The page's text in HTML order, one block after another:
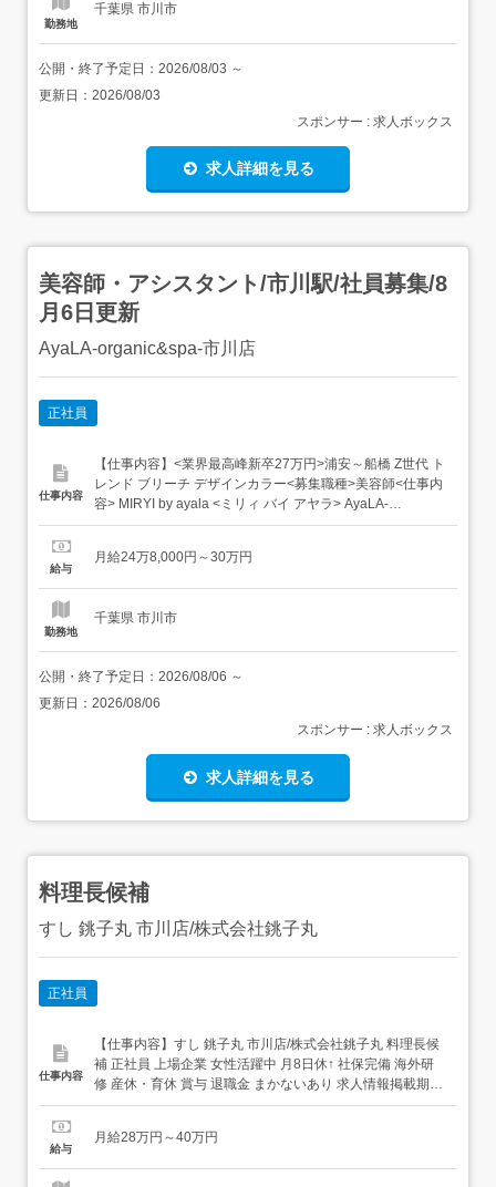
勤務地
千葉県 市川市
公開・終了予定日： 2026/08/03 ～
更新日： 2026/08/03
スポンサー : 求人ボックス
求人詳細を見る
美容師・アシスタント/市川駅/社員募集/8
月6日更新
AyaLA-organic&spa-市川店
正社員
仕事内容
【仕事内容】<業界最高峰新卒27万円>浦安～船橋 Z世代 ト
レンド ブリーチ デザインカラー<募集職種>美容師<仕事内
容> MIRYI by ayala <ミリィ バイ アヤラ> AyaLA-
organic&spa <アヤラ オーガニック アンド スパ> ayana by
ヤラ>...
給与
月給24万8,000円～30万円
勤務地
千葉県 市川市
公開・終了予定日： 2026/08/06 ～
更新日： 2026/08/06
スポンサー : 求人ボックス
求人詳細を見る
料理長候補
すし 銚子丸 市川店/株式会社銚子丸
正社員
仕事内容
【仕事内容】すし 銚子丸 市川店/株式会社銚子丸 料理長候
補 正社員 上場企業 女性活躍中 月8日休↑ 社保完備 海外研
修 産休・育休 賞与 退職金 まかないあり 求人情報掲載期
間:2026/07/16～2026/08/20 求人情報 店舗の特徴 上場企業
8-18 交 通 JR武蔵野線「市川大...
給与
月給28万円～40万円